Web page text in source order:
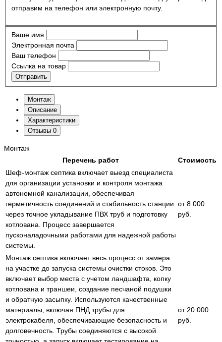
отправим на телефон или электронную почту.
Ваше имя
Электронная почта
Ваш телефон
Ссылка на товар
Отправить
Монтаж
Описание
Характеристики
Отзывы 0
Монтаж
Перечень работ
Стоимость
Шеф-монтаж септика включает выезд специалиста
для организации установки и контроля монтажа
автономной канализации, обеспечивая
герметичность соединений и стабильность станции
через точное укладывание ПВХ труб и подготовку
котлована. Процесс завершается
пусконаладочными работами для надежной работы
системы.
от 8 000
руб.
Монтаж септика включает весь процесс от замера
на участке до запуска системы очистки стоков. Это
включает выбор места с учетом ландшафта, копку
котлована и траншеи, создание песчаной подушки
и обратную засыпку. Используются качественные
материалы, включая ПНД трубы для
электрокабеля, обеспечивающие безопасность и
долговечность. Трубы соединяются с высокой
от 20 000
руб.